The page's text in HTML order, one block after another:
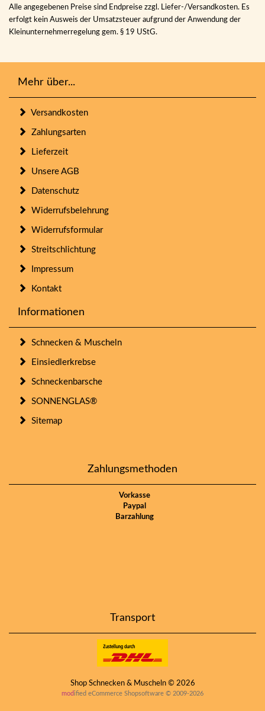
Alle angegebenen Preise sind Endpreise zzgl. Liefer-/Versandkosten. Es
erfolgt kein Ausweis der Umsatzsteuer aufgrund der Anwendung der
Kleinunternehmerregelung gem. § 19 UStG.
Mehr über...
Versandkosten
Zahlungsarten
Lieferzeit
Unsere AGB
Datenschutz
Widerrufsbelehrung
Widerrufsformular
Streitschlichtung
Impressum
Kontakt
Informationen
Schnecken & Muscheln
Einsiedlerkrebse
Schneckenbarsche
SONNENGLAS®
Sitemap
Zahlungsmethoden
Vorkasse
Paypal
Barzahlung
Transport
Shop Schnecken & Muscheln © 2026
modified eCommerce Shopsoftware © 2009-2026